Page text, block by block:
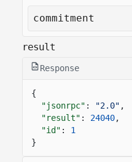
commitment
result
Response
{
"jsonrpc" : "2.0" ,
"result" : 24040,
"id" :
1
}